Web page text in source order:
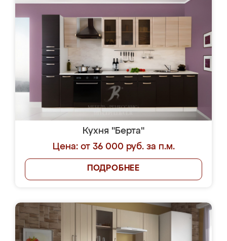
Кухня "Берта"
Цена: от 36 000 руб. за п.м.
ПОДРОБНЕЕ